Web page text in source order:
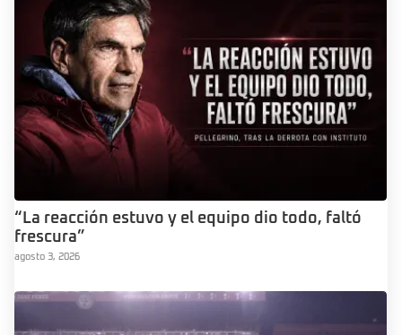
“La reacción estuvo y el equipo dio todo, faltó
frescura”
agosto 3, 2026